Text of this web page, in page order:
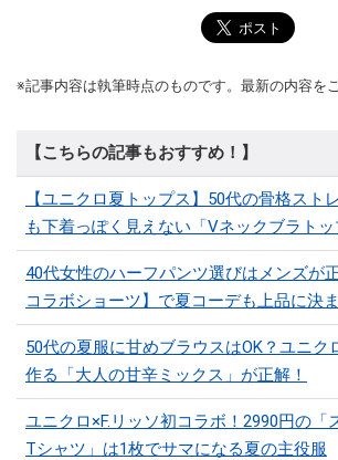
※記事内容は執筆時点のものです。最新の内容を
【こちらの記事もおすすめ！】
【ユニクロ夏トップス】50代の骨格スト
も下着っぽく見えない「Vネックブラトッ
40代女性のハーフパンツ選びはメンズが
コラボショーツ】で夏コーデも上品に決
50代の夏服に甘めブラウスはOK？ユニク
作る「大人の甘辛ミックス」が正解！
ユニクロ×F.リッソ初コラボ！2990円の「
Tシャツ」は1枚でサマになる夏の主役服